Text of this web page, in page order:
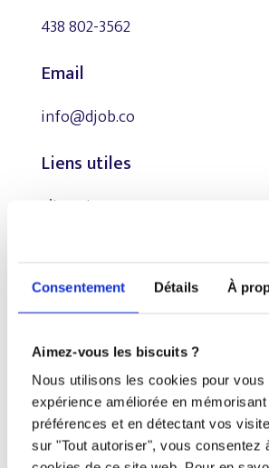
Consentement Détails À
Aimez-vous les biscuits ?
Nous utilisons les cookies pour vous
expérience améliorée en
préférences et en détectant vos
sur "Tout autoriser", vous consentez
438 802-3562
Email
info@djob.co
Liens utiles
S’inscrire
Nous contacter
Restez à l’affût !
Tous droits réservés ©